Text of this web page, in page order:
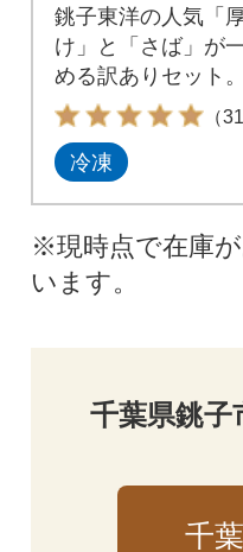
銚子東洋の人気「
け」と「さば」が
める訳ありセット
をお届けします!
（
冷凍
※現時点で在庫
います。
千葉県銚
千